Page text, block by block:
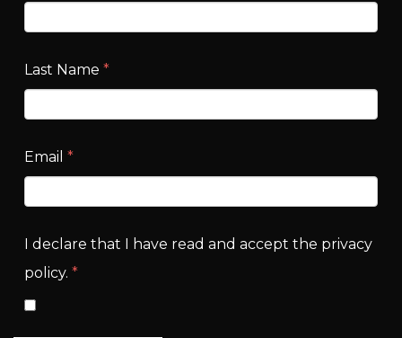
Last Name *
Email *
I declare that I have read and accept the privacy
policy. *